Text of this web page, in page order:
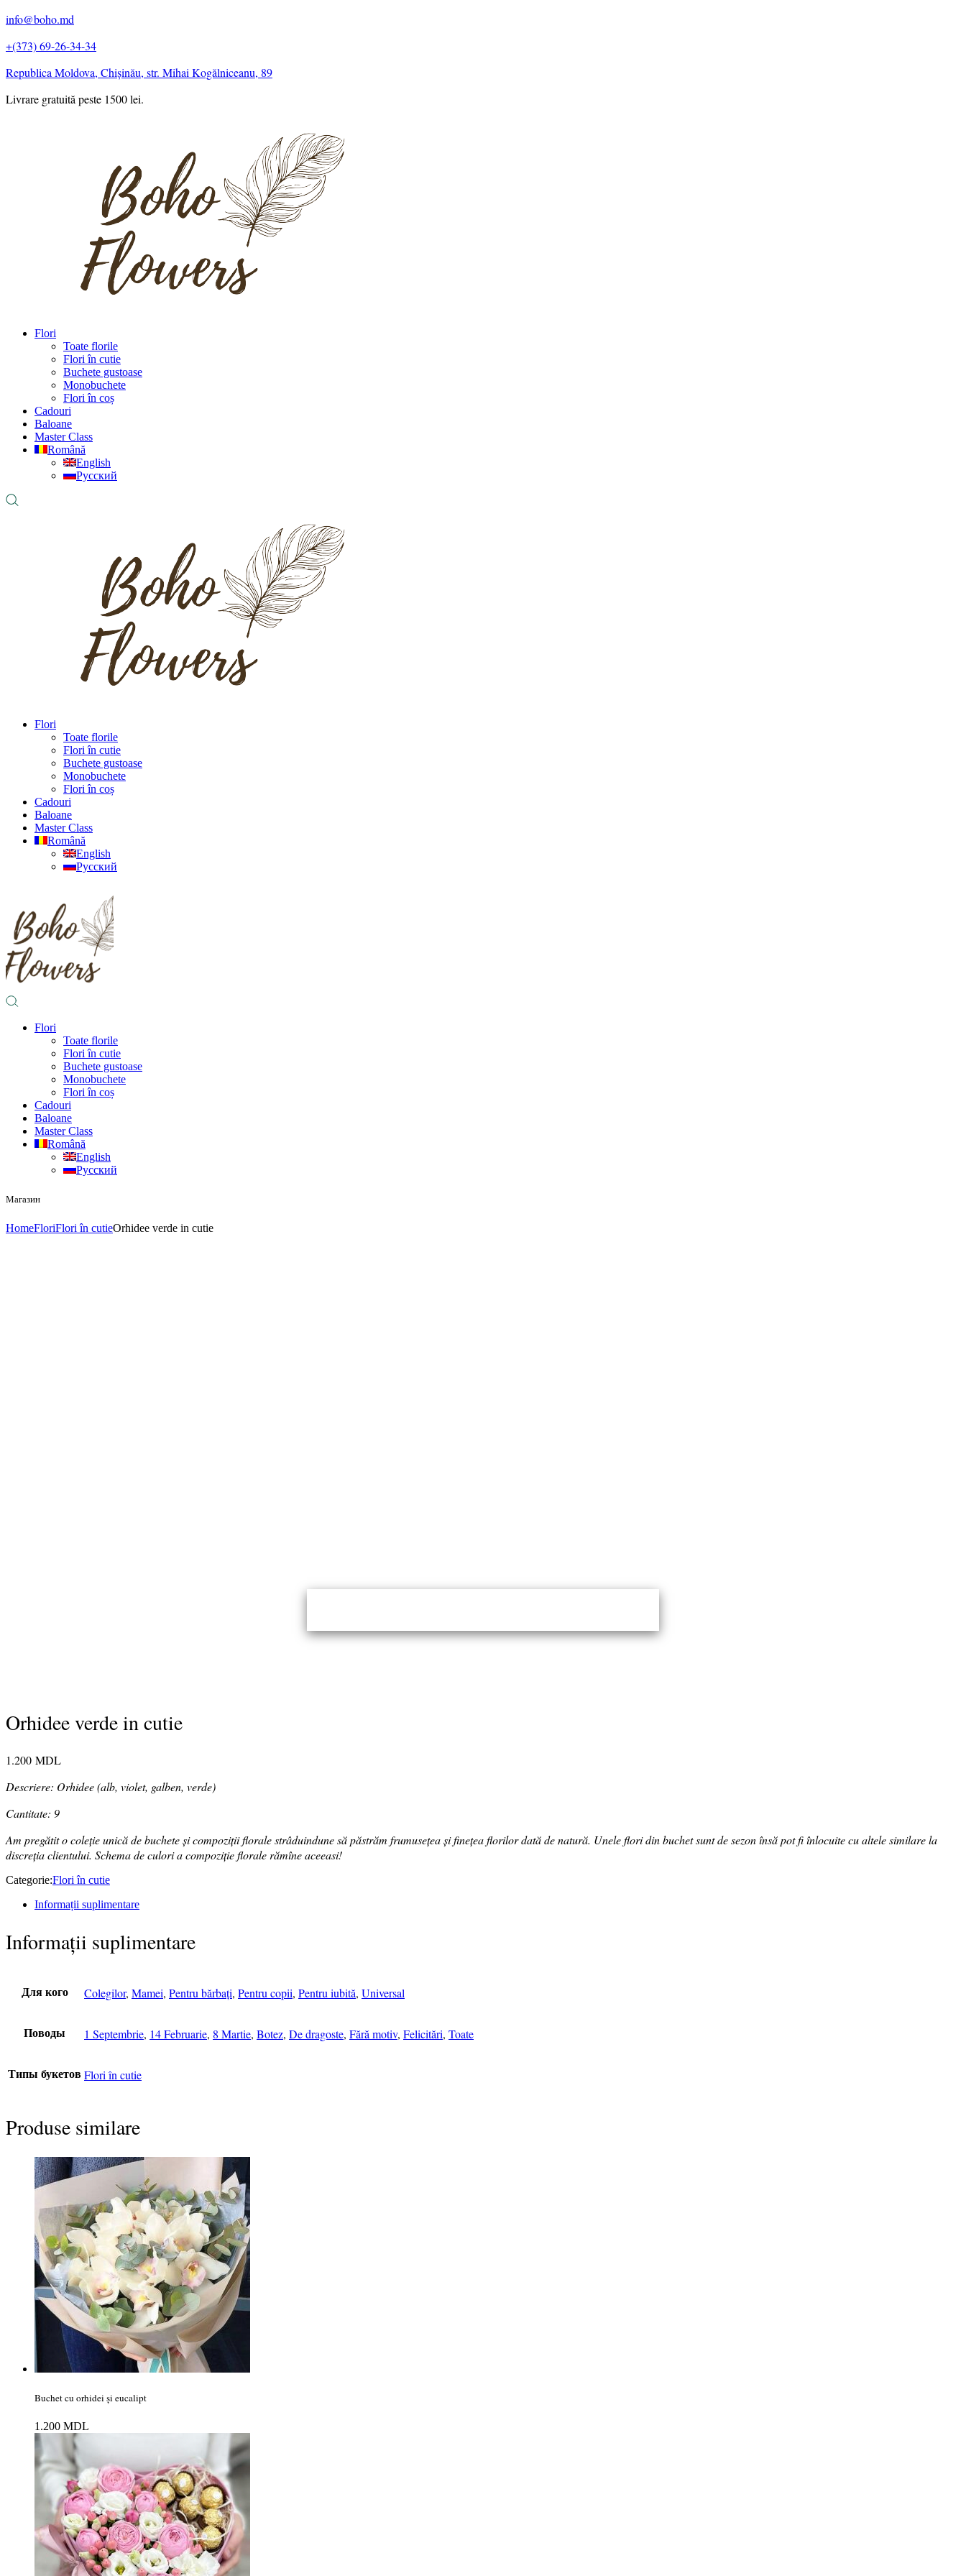
info@boho.md
+(373) 69-26-34-34
Republica Moldova, Chișinău, str. Mihai Kogălniceanu, 89
Livrare gratuită peste 1500 lei.
Flori
Toate florile
Flori în cutie
Buchete gustoase
Monobuchete
Flori în coș
Cadouri
Baloane
Master Class
Română
English
Русский
Flori
Toate florile
Flori în cutie
Buchete gustoase
Monobuchete
Flori în coș
Cadouri
Baloane
Master Class
Română
English
Русский
Flori
Toate florile
Flori în cutie
Buchete gustoase
Monobuchete
Flori în coș
Cadouri
Baloane
Master Class
Română
English
Русский
Магазин
HomeFloriFlori în cutieOrhidee verde in cutie
Orhidee verde in cutie
1.200 MDL
Descriere: Orhidee (alb, violet, galben, verde)
Cantitate: 9
Am pregătit o coleție unică de buchete și compoziții florale strâduindune să păstrăm frumusețea și finețea florilor dată de natură. Unele flori din buchet sunt de sezon însă pot fi înlocuite cu altele similare la
discreția clientului. Schema de culori a compoziție florale rămîne aceeasi!
Categorie:Flori în cutie
Informații suplimentare
Informații suplimentare
Для кого Colegilor, Mamei, Pentru bărbați, Pentru copii, Pentru iubită, Universal
Поводы 1 Septembrie, 14 Februarie, 8 Martie, Botez, De dragoste, Fără motiv, Felicitări, Toate
Типы букетов Flori în cutie
Produse similare
Buchet cu orhidei și eucalipt
1.200 MDL